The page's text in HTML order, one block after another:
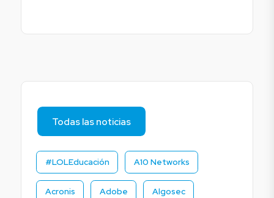
Todas las noticias
#LOLEducación A10 Networks
Acronis Adobe Algosec